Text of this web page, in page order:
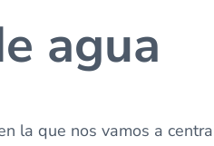
agua
la que nos vamos a